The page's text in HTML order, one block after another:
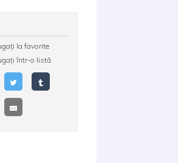
la favorite
într-o listă